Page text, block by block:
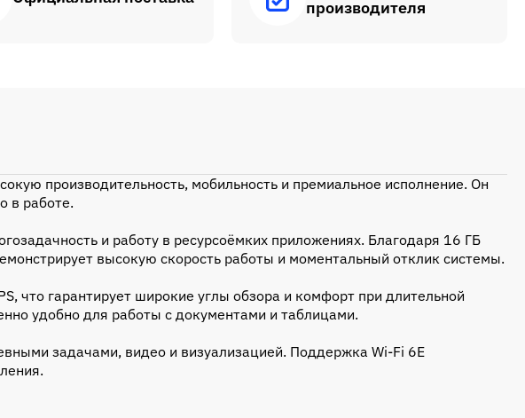
производителя
производительность, мобильность и премиальное исполнение. Он
в работе.
и работу в ресурсоёмких приложениях. Благодаря 16 ГБ
высокую скорость работы и моментальный отклик системы.
что гарантирует широкие углы обзора и комфорт при длительной
удобно для работы с документами и таблицами.
задачами, видео и визуализацией. Поддержка Wi‑Fi 6E